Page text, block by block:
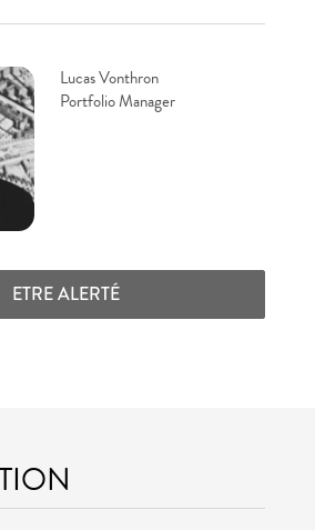
Lucas Vonthron
Portfolio Manager
ETRE ALERTÉ